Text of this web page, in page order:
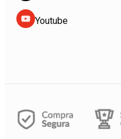
Youtube